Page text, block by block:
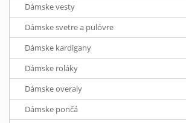
Dámske vesty
Dámske svetre a pulóvre
Dámske kardigany
Dámske roláky
Dámske overaly
Dámske pončá